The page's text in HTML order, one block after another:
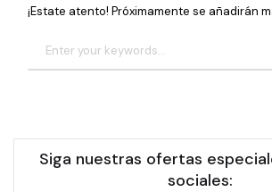
¡Estate atento! Próximamente se añadirán
Siga nuestras ofertas
sociales: